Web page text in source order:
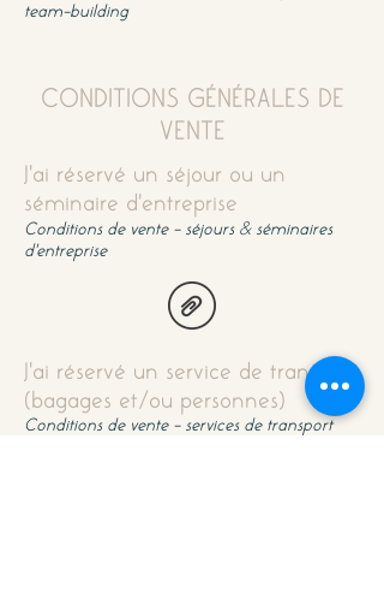
team-building
CONDITIONS GÉNÉRALES DE
VENTE
J'ai réservé un séjour ou un
séminaire d'entreprise
Conditions de vente - séjours &séminaires
d'entreprise
J'ai réservé un service de transport
(bagages et/ou personnes)
Conditions de vente - services de transport